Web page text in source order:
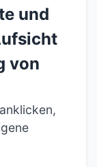
und
von